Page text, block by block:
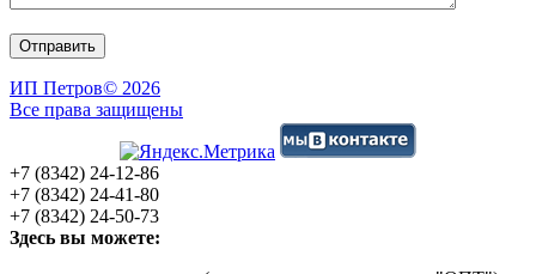
ИП Петров© 2026
Все права защищены
+7 (8342) 24-12-86
+7 (8342) 24-41-80
+7 (8342) 24-50-73
Здесь вы можете: